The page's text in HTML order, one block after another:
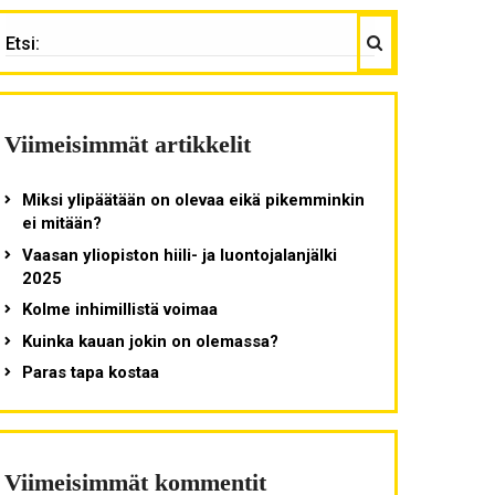
Haku
Viimeisimmät artikkelit
Miksi ylipäätään on olevaa eikä pikemminkin
ei mitään?
Vaasan yliopiston hiili- ja luontojalanjälki
2025
Kolme inhimillistä voimaa
Kuinka kauan jokin on olemassa?
Paras tapa kostaa
Viimeisimmät kommentit